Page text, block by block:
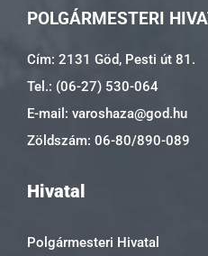
POLGÁRMESTERI
Cím: 2131 Göd, Pesti út 81.
Tel.: (06-27) 530-064
E-mail: varoshaza@god.hu
Zöldszám: 06-80/890-089
Hivatal
Polgármesteri Hivatal